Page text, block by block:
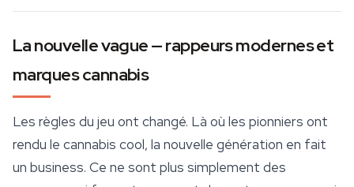
La nouvelle vague — rappeurs modernes et
marques cannabis
Les règles du jeu ont changé. Là où les pionniers ont
rendu le cannabis cool, la nouvelle génération en fait
un business. Ce ne sont plus simplement des